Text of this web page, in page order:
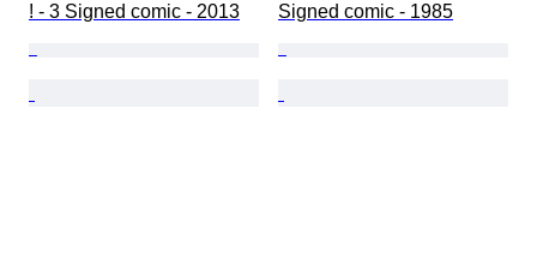
! - 3 Signed comic - 2013
Signed comic - 1985